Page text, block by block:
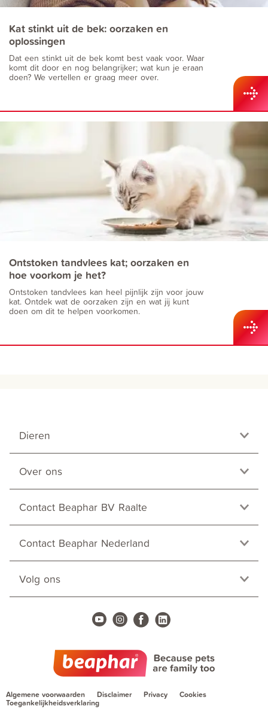
Kat stinkt uit de bek: oorzaken en
oplossingen
Dat een stinkt uit de bek komt best vaak voor. Waar
komt dit door en nog belangrijker; wat kun je eraan
doen? We vertellen er graag meer over.
Ontstoken tandvlees kat; oorzaken en
hoe voorkom je het?
Ontstoken tandvlees kan heel pijnlijk zijn voor jouw
kat. Ontdek wat de oorzaken zijn en wat jij kunt
doen om dit te helpen voorkomen.
Dieren
Over ons
Contact Beaphar BV Raalte
Contact Beaphar Nederland
Volg ons
Algemene voorwaarden Disclaimer Privacy
Cookies
Toegankelijkheidsverklaring